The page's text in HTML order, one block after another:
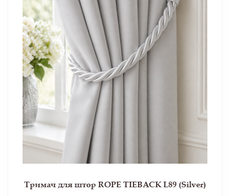
Тримач для штор ROPE TIEBACK L89 (Silver)